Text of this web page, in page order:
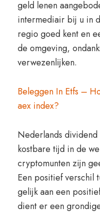
geld lenen
intermediair bij u in
regio goed kent en
de omgeving,
verwezenlijken.
Beleggen In Etfs –
aex index?
Nederlands
kostbare tijd in de
cryptomunten zijn
Een positief verschil
gelijk aan een
dient er een